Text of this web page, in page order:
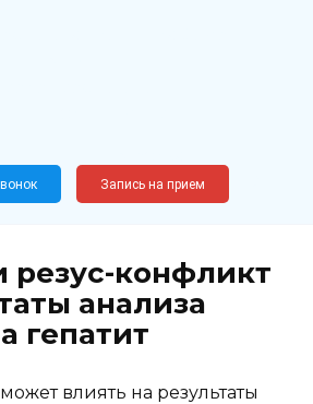
Новослободская, 62, к12
Запись на прием
резус-конфликт
анализа
гепатит
влиять на результаты